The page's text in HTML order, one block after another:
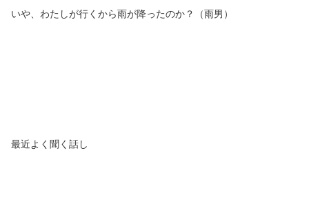
いや、わたしが行くから雨が降ったのか？（雨男）
最近よく聞く話し